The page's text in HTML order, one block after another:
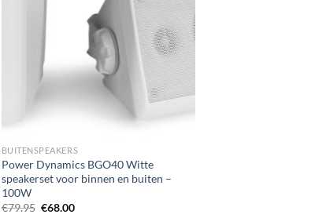
BUITENSPEAKERS
Power Dynamics BGO40 Witte
speakerset voor binnen en buiten –
100W
€79.95 Oorspronkelijke
€68.00Huidige